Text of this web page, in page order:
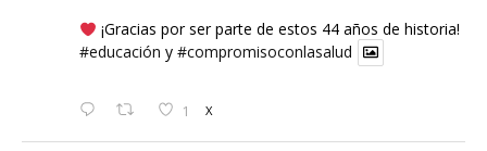
¡Gracias por ser parte de estos 44 años de historia!
#educación y #compromisoconlasalud
1 X